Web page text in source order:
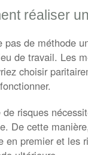
réaliser
pas de méthode
de travail. Les
choisir
de risques
De cette
en premier et les